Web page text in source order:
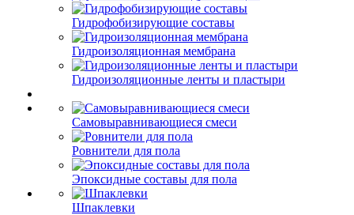
Гидрофобизирующие составы
Гидроизоляционная мембрана
Гидроизоляционные ленты и пластыри
Самовыравнивающиеся смеси
Ровнители для пола
Эпоксидные составы для пола
Шпаклевки